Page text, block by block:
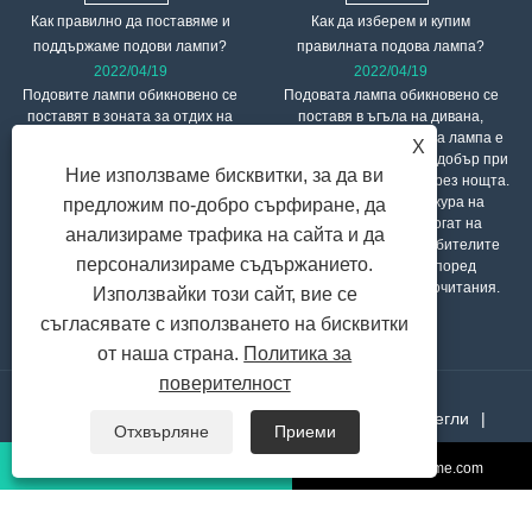
sales@utiime.com
Как правилно да поставяме и
поддържаме подови лампи?
2022/04/19
Подовите лампи обикновено се
поставят в зоната за отдих на
задоволят нуждите от осветление
на района, от една страна, и да
образуват специфична екологична
атмосфера, от друга. По принцип
подовите лампи не трябва да се
поставят до високи мебели или в
Как да изберем и купим
правилната подова лампа?
2022/04/19
Подовата лампа обикновено се
поставя в ъгъла на дивана,
светлината на подовата лампа е
мека и ефектът е много добър при
гледане на телевизия през нощта.
Материалът на абажура на
подовата лампа е богат на
разнообразие и потребителите
могат да избират според
собствените си предпочитания.
продукти Новини
Изтегли
Свържете се с нас
Sitemap
RSS XML Privacy Policy
X
Ние използваме бисквитки, за да ви
предложим по-добро сърфиране, да
анализираме трафика на сайта и да
персонализираме съдържанието.
Използвайки този сайт, вие се
съгласявате с използването на бисквитки
от наша страна. Политика за
поверителност
Отхвърляне Приеми